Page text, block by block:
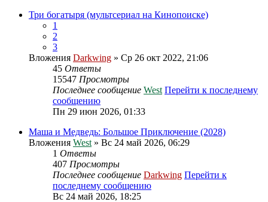
Три богатыря (мультсериал на Кинопоиске)
1
2
3
Вложения Darkwing » Ср 26 окт 2022, 21:06
45 Ответы
15547 Просмотры
Последнее сообщение West Перейти к последнему
сообщению
Пн 29 июн 2026, 01:33
Маша и Медведь: Большое Приключение (2028)
Вложения West » Вс 24 май 2026, 06:29
1 Ответы
407 Просмотры
Последнее сообщение Darkwing Перейти к
последнему сообщению
Вс 24 май 2026, 18:25